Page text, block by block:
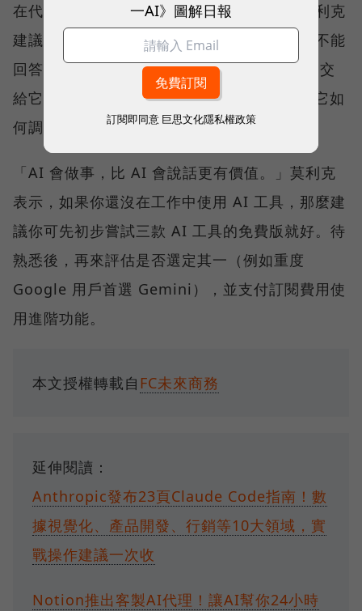
在代理時代，與 AI 協作的思維必須轉變。莫利克
建議，不要只是把 AI 當成搜尋引擎測試它能不能
回答問題，而是要將它視為「初級分析師」，交
給它一個具備 SOP 的任務，並在過程中觀察它如
何調用工具。
「AI 會做事，比 AI 會說話更有價值。」莫利克
表示，如果你還沒在工作中使用 AI 工具，那麼建
議你可先初步嘗試三款 AI 工具的免費版就好。待
熟悉後，再來評估是否選定其一（例如重度
Google 用戶首選 Gemini），並支付訂閱費用使
用進階功能。
本文授權轉載自 FC未來商務
延伸閱讀：
Anthropic發布23頁Claude Code指南！數
據視覺化、產品開發、行銷等10大領域，實
戰操作建議一次收
Notion推出客製AI代理！讓AI幫你24小時
一AI》圖解日報
訂閱即同意 巨思文化隱私權政策